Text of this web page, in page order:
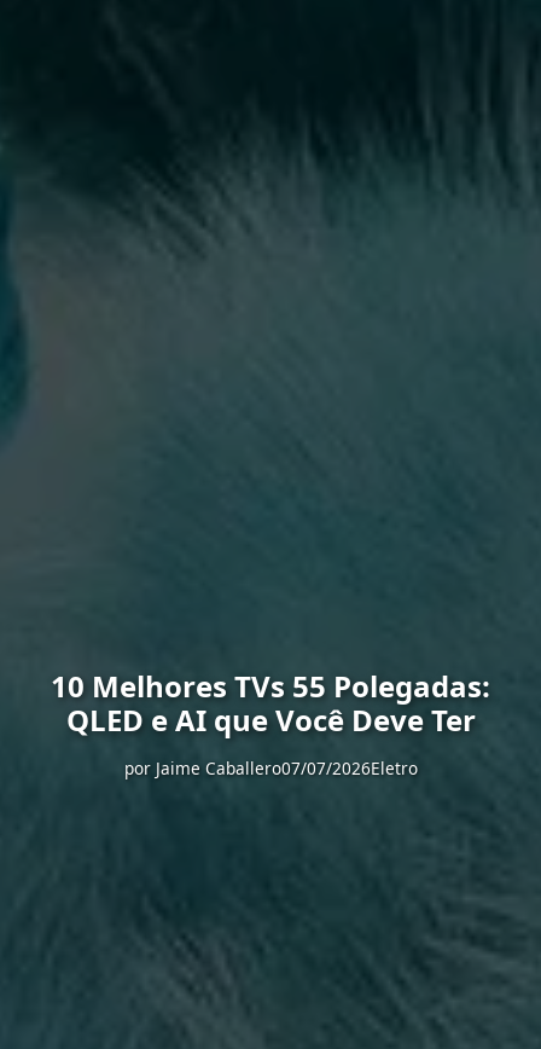
10 Melhores TVs 55 Polegadas:
QLED e AI que Você Deve Ter
por Jaime Caballero07/07/2026Eletro